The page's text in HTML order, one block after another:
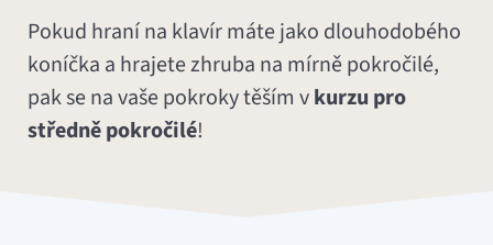
Pokud hraní na klavír máte jako dlouhodobého
koníčka a hrajete zhruba na mírně pokročilé,
pak se na vaše pokroky těším vkurzu pro
středně pokročilé!